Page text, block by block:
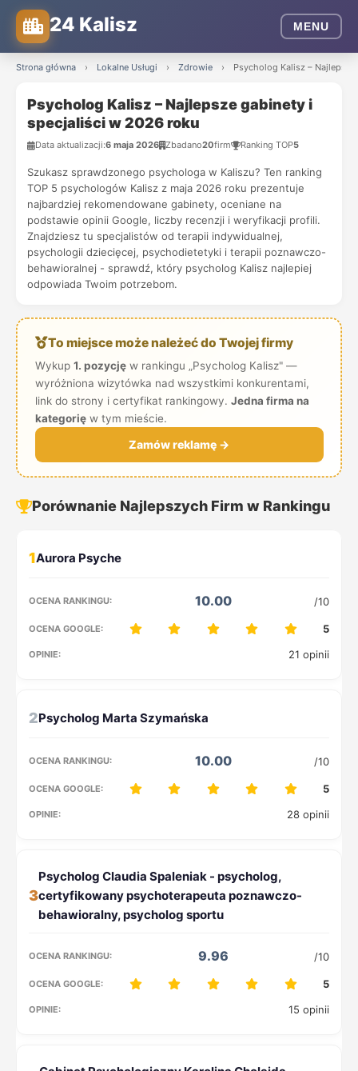
24 Kalisz MENU
Strona główna › Lokalne Usługi › Zdrowie › Psycholog Kalisz –
Psycholog Kalisz – Najlepsze gabinety i
specjaliści w 2026 roku
Data aktualizacji:6 maja 2026 Zbadano20firm Ranking TOP5
Szukasz sprawdzonego psychologa w Kaliszu? Ten ranking
TOP 5 psychologów Kalisz z maja 2026 roku prezentuje
najbardziej rekomendowane gabinety, oceniane na
podstawie opinii Google, liczby recenzji i weryfikacji profili.
Znajdziesz tu specjalistów od terapii indywidualnej,
psychologii dziecięcej, psychodietetyki i terapii poznawczo-
behawioralnej - sprawdź, który psycholog Kalisz najlepiej
odpowiada Twoim potrzebom.
To miejsce może należeć do Twojej firmy
Wykup 1. pozycjęw rankingu „Psycholog Kalisz" —
wyróżniona wizytówka nad wszystkimi konkurentami,
link do strony i certyfikat rankingowy. Jedna firma na
kategorięw tym mieście.
Zamów reklamę →
Porównanie Najlepszych Firm w Rankingu
1
10.00 /10
5
21 opinii
2
10.00 /10
5
28 opinii
3
9.96 /10
5
15 opinii